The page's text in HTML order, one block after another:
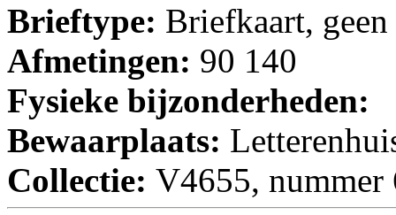
Brieftype: Briefkaart,
Afmetingen: 90 140
Fysieke bijzonderheden:
Bewaarplaats:
Collectie: V4655, nummer